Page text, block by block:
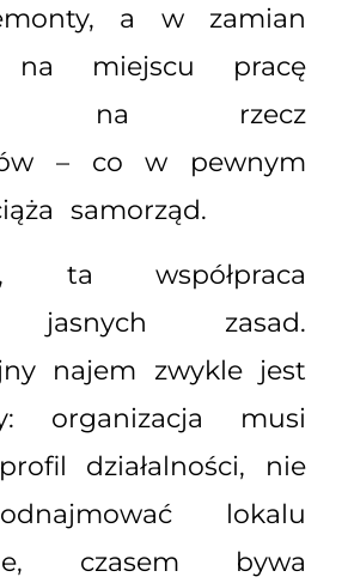
a w zamian
na miejscu pracę
na rzecz
– co w pewnym
samorząd.
ta współpraca
jasnych zasad.
najem zwykle jest
organizacja musi
działalności, nie
lokalu
czasem bywa